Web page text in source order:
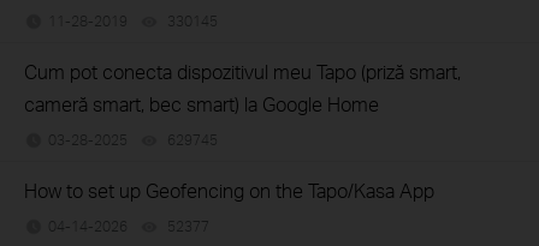
11-28-2019 330145
Cum pot conecta dispozitivul meu Tapo (priză smart,
cameră smart, bec smart) la Google Home
03-28-2025 629745
How to set up Geofencing on the Tapo/Kasa App
04-14-2026 52377